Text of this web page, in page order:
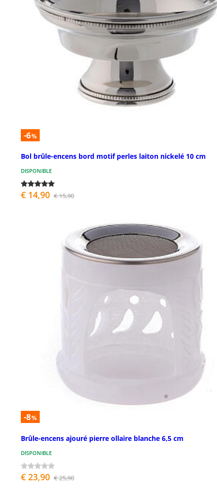
-6%
Bol brûle-encens bord motif perles laiton nickelé 10 cm
DISPONIBLE
€ 14,90 € 15,90
-8%
Brûle-encens ajouré pierre ollaire blanche 6,5 cm
DISPONIBLE
€ 23,90 € 25,90